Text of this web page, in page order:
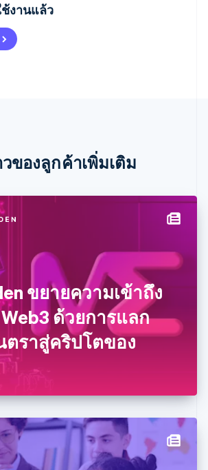
งานแล้ว
วของลูกค้าเพิ่มเติม
ขยายความเข้าถึง
ด้วยการแลก
ตราสู่คริปโตของ
ษฮ่องกง ประเทศจีน